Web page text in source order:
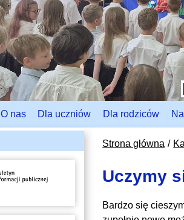
O nas Dla uczniów Dla rodziców
Strona główna
Uczymy
Bardzo się